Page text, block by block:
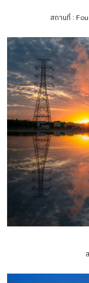
สถานที่ :